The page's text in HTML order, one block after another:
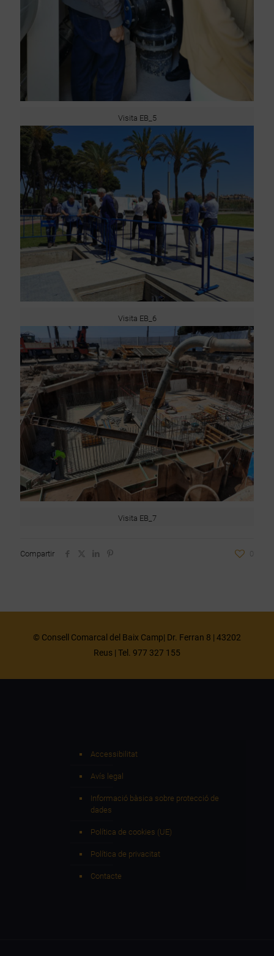
Visita EB_5
Visita EB_6
Visita EB_7
Compartir 0
© Consell Comarcal del Baix Camp| Dr. Ferran 8 | 43202
Reus | Tel. 977 327 155
Accessibilitat
Avís legal
Informació bàsica sobre protecció de
dades
Política de cookies (UE)
Política de privacitat
Contacte